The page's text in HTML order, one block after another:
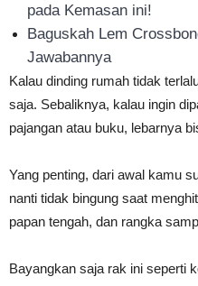
pada Kemasan ini!
Baguskah Lem
Jawabannya
Kalau dinding rumah tidak
saja. Sebaliknya, kalau ingin
pajangan atau buku, lebarnya
Yang penting, dari awal kamu
nanti tidak bingung saat
papan tengah, dan rangka
Bayangkan saja rak ini seperti